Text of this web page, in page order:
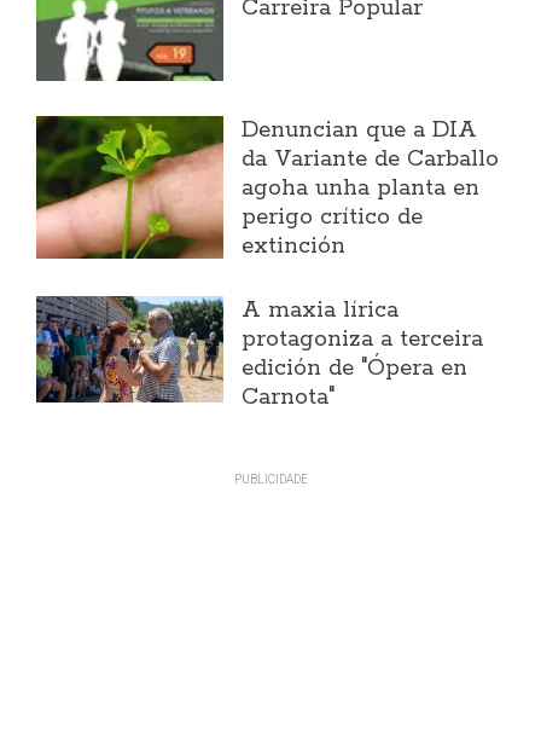
Carreira Popular
Denuncian que a DIA
da Variante de Carballo
agoha unha planta en
perigo crítico de
extinción
A maxia lírica
protagoniza a terceira
edición de "Ópera en
Carnota"